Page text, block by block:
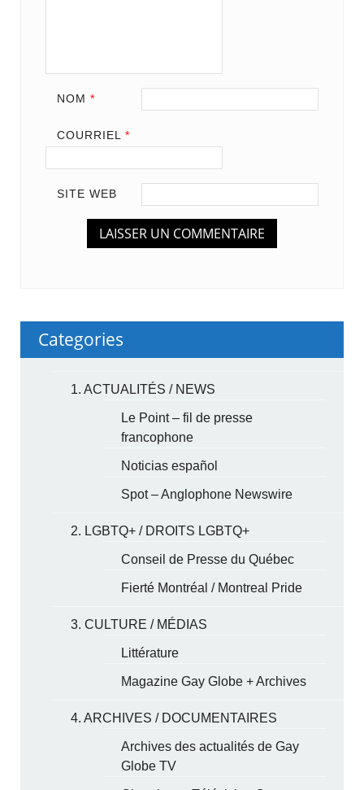
NOM *
COURRIEL *
SITE WEB
Categories
1. ACTUALITÉS / NEWS
Le Point – fil de presse
francophone
Noticias español
Spot – Anglophone Newswire
2. LGBTQ+ / DROITS LGBTQ+
Conseil de Presse du Québec
Fierté Montréal / Montreal Pride
3. CULTURE / MÉDIAS
Littérature
Magazine Gay Globe + Archives
4. ARCHIVES / DOCUMENTAIRES
Archives des actualités de Gay
Globe TV